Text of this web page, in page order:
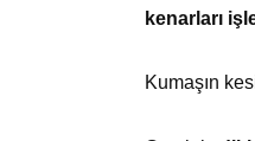
kenarları
Kumaşın